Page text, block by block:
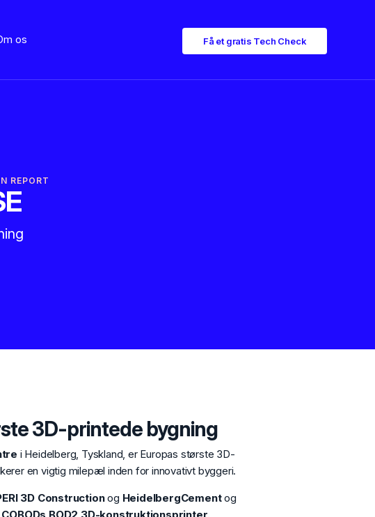
os Få et gratis Tech Check
REPORT
3D-printede bygning
i Heidelberg, Tyskland, er Europas største 3D-
en vigtig milepæl inden for innovativt byggeri.
3D Constructionog HeidelbergCementog